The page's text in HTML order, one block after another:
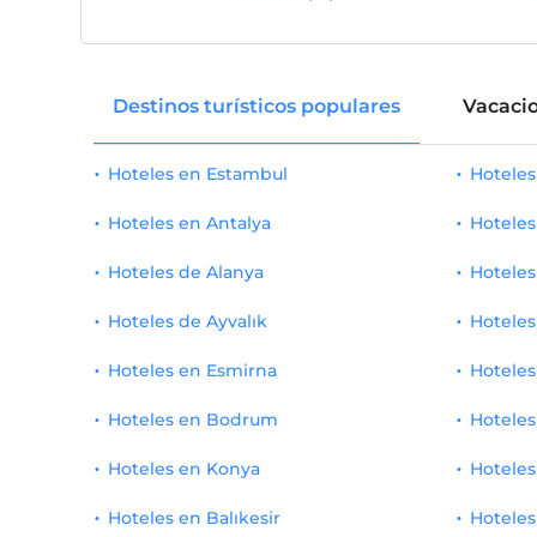
Silla de ruedas 4
mascota amigable
apto para vegetarianos
Hotel de diseño
Jacuzzi
hotel para adultos
Wifi y cableado
Habitacion Tradicional 2
residencia 2
Discapacitados
comodidad
Mansión
Destinos turísticos populares
Hoteles en Estambul
Hoteles en Antalya
Hoteles de Alanya
Hoteles de Ayvalık
Hoteles en Esmirna
Hoteles en Bodrum
Hoteles en Konya
Hoteles en Balıkesir